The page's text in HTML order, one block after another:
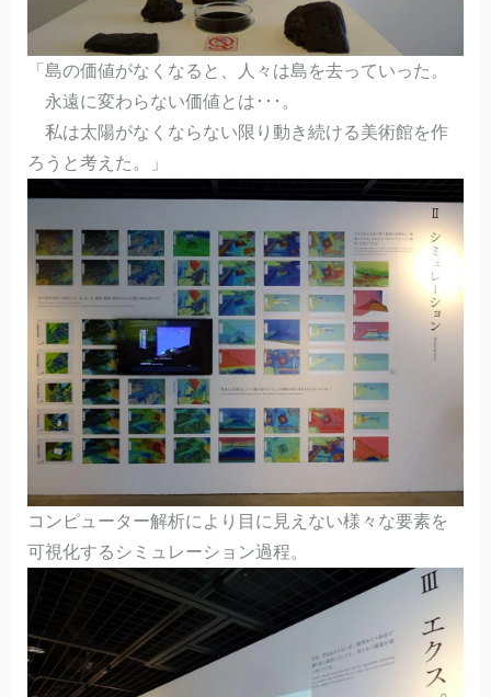
「島の価値がなくなると、人々は島を去っていった。
永遠に変わらない価値とは･･･。
私は太陽がなくならない限り動き続ける美術館を作
ろうと考えた。」
コンピューター解析により目に見えない様々な要素を
可視化するシミュレーション過程。